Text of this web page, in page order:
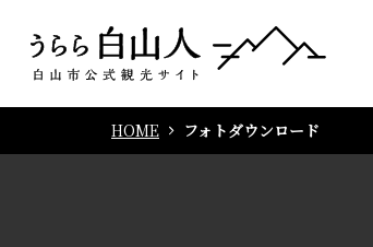
HOME フォトダウンロード